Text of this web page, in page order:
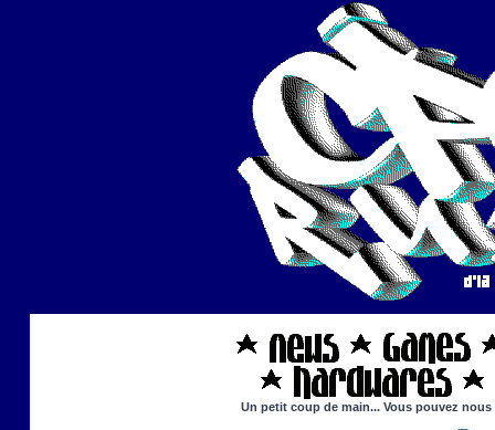
Un petit coup de main... Vous pouvez